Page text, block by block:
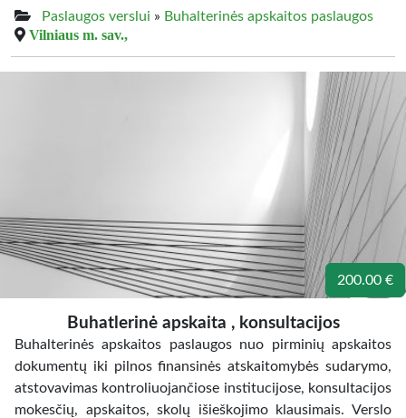
Paslaugos verslui » Buhalterinės apskaitos paslaugos
Vilniaus m. sav.,
200.00 €
Buhatlerinė apskaita , konsultacijos
Buhalterinės apskaitos paslaugos nuo pirminių apskaitos
dokumentų iki pilnos finansinės atskaitomybės sudarymo,
atstovavimas kontroliuojančiose institucijose, konsultacijos
mokesčių, apskaitos, skolų išieškojimo klausimais. Verslo